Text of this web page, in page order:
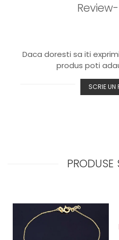
Daca doresti sa iti
produs poti
SCRIE UN
PRODUSE